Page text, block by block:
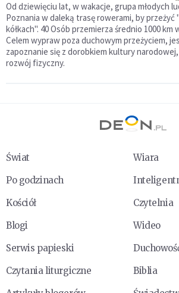
Od dziewięciu lat, w wakacje, grupa młodych
Poznania w daleką trasę rowerami, by przeżyć
kółkach". 40 Osób przemierza średnio 1000 km
Celem wypraw poza duchowym przeżyciem,
zapoznanie się z dorobkiem kultury
rozwój fizyczny.
Świat
Wiara
Po godzinach
Kościół
Czytelnia
Blogi
Wideo
Serwis papieski
Czytania liturgiczne
Biblia